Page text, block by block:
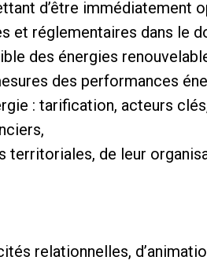
d’être immédiatement
et réglementaires dans le
des énergies
des performances
: tarification, acteurs
de leur
relationnelles,